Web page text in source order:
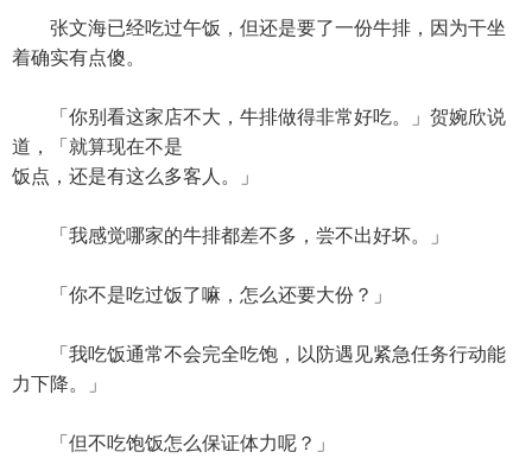
张文海已经吃过午饭，但还是要了一份牛排，因为干坐
着确实有点傻。
「你别看这家店不大，牛排做得非常好吃。」贺婉欣说
道，「就算现在不是
饭点，还是有这么多客人。」
「我感觉哪家的牛排都差不多，尝不出好坏。」
「你不是吃过饭了嘛，怎么还要大份？」
「我吃饭通常不会完全吃饱，以防遇见紧急任务行动能
力下降。」
「但不吃饱饭怎么保证体力呢？」